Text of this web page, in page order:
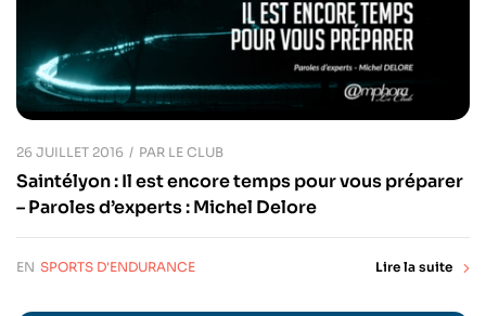
26 JUILLET 2016 PAR LE CLUB
Saintélyon : Il est encore temps pour vous préparer
– Paroles d’experts : Michel Delore
EN SPORTS D'ENDURANCE Lire la suite